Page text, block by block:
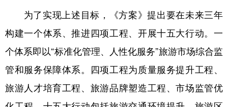
山东 河南 湖北 湖南
广东 广西 海南 重庆
四川 贵州 云南 西藏
陕西 甘肃 青海 宁夏
新疆 内蒙古 黑龙江
为了实现上述目标，《方案》提出要在未来三年
构建一个体系、推进四项工程、开展十五大行动。一
个体系即以“标准化管理、人性化服务”旅游市场综合监
管和服务保障体系。四项工程为质量服务提升工程、
旅游人才培育工程、旅游品牌塑造工程、市场监管优